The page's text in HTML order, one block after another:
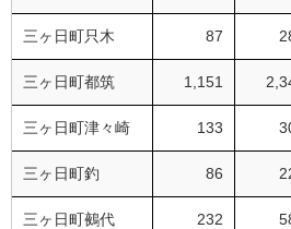
三ヶ日町只木 87
三ヶ日町都筑 1,151
三ヶ日町津々崎 133
三ヶ日町釣 86
三ヶ日町鵺代 232